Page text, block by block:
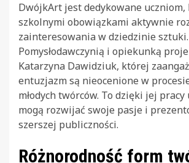
DwójkArt jest dedykowane uczniom,
szkolnymi obowiązkami aktywnie
zainteresowania w dziedzinie sztuki.
Pomysłodawczynią i opiekunką
Katarzyna Dawidziuk, której
entuzjazm są nieocenione w
młodych twórców. To dzięki jej
mogą rozwijać swoje pasje i
szerszej publiczności.
Różnorodność form